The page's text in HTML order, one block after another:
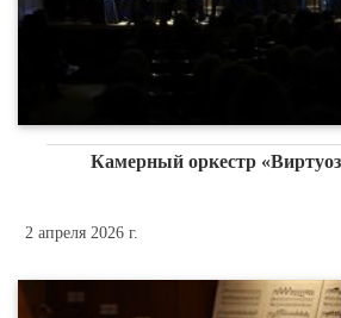
Камерный оркестр
2 апреля 2026 г.